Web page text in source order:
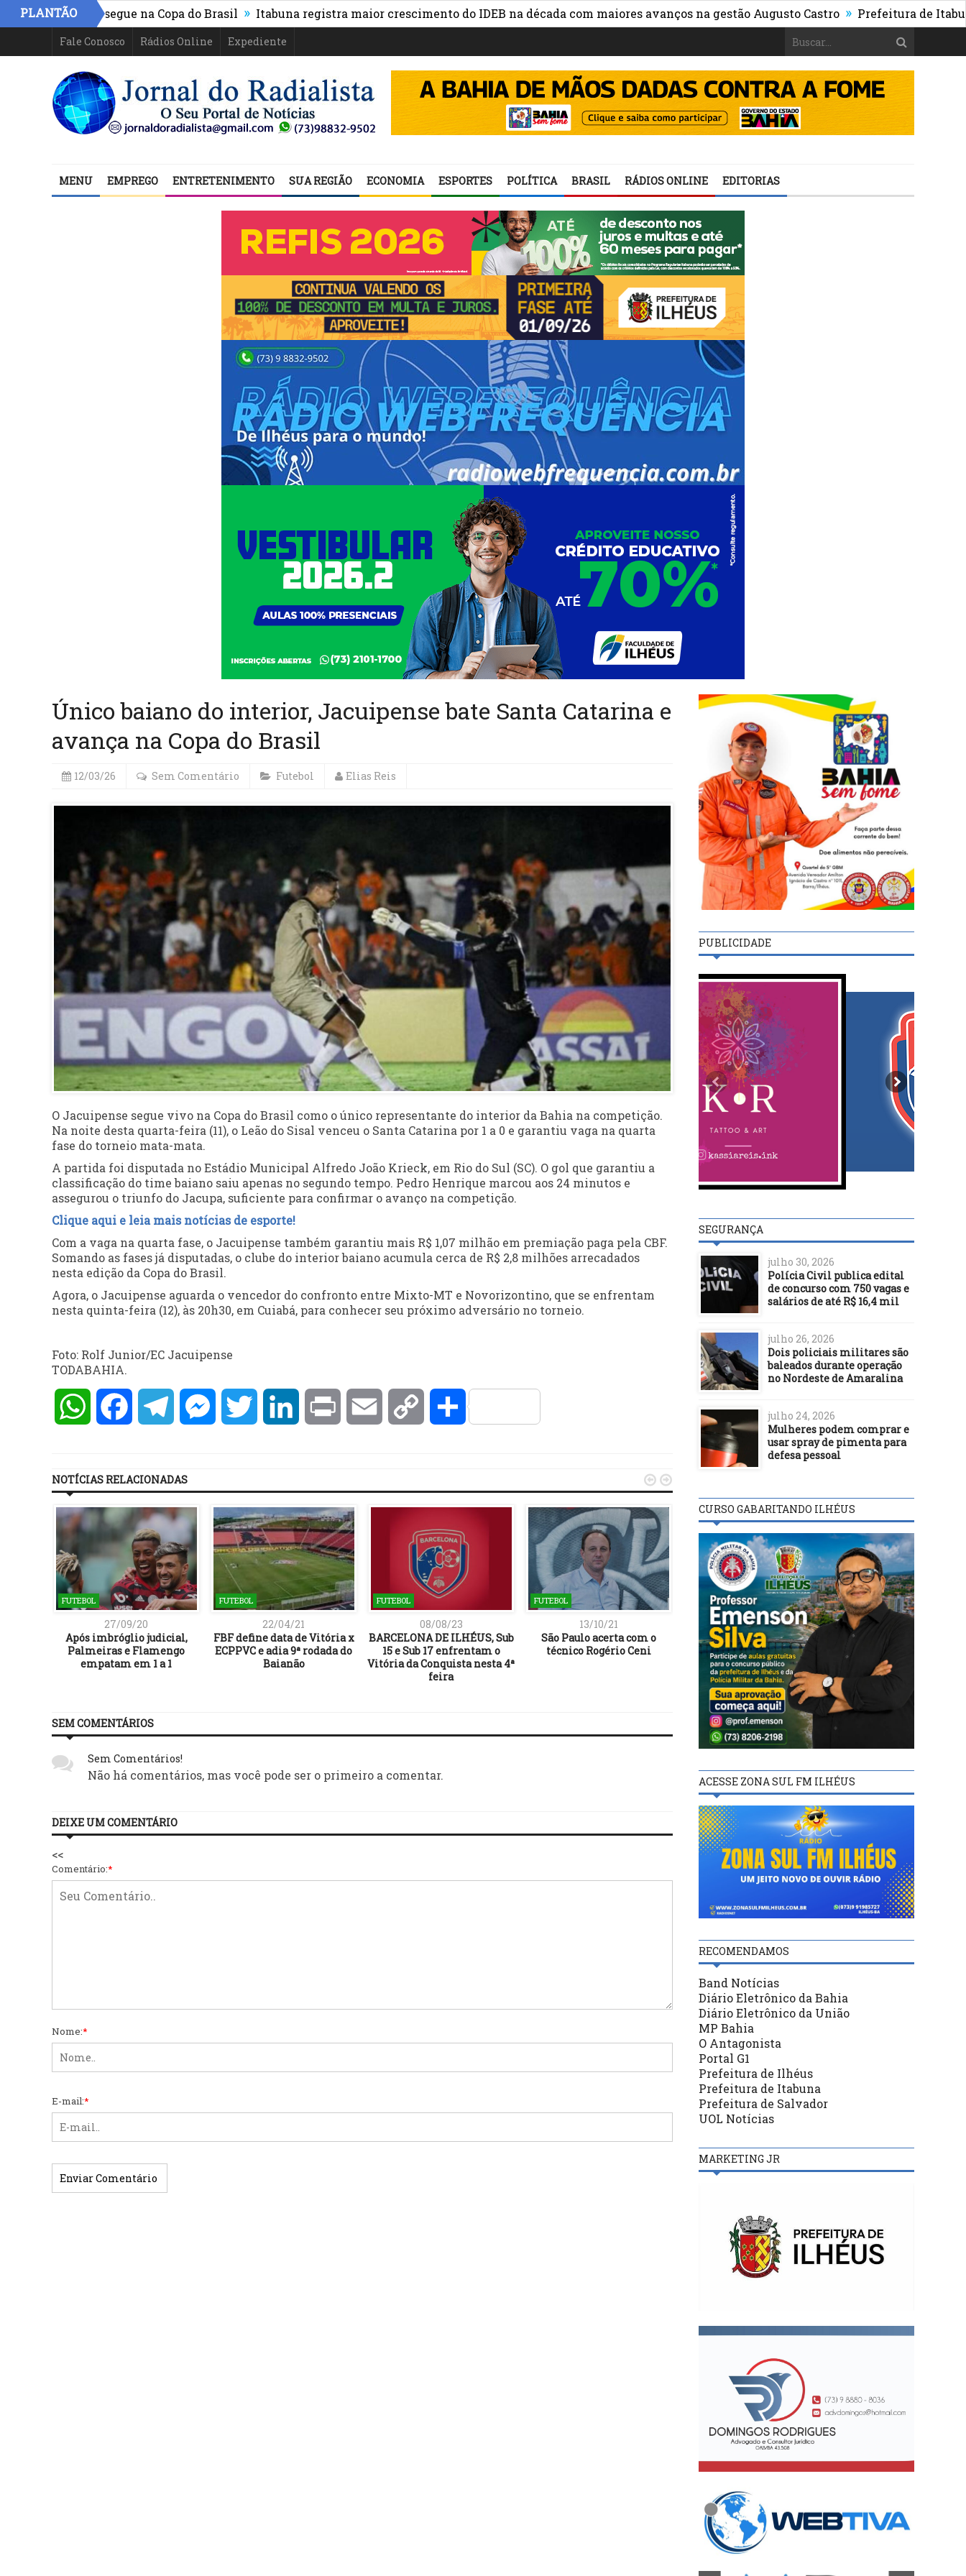
PLANTÃO
PR e segue na Copa do Brasil » Itabuna registra maior crescimento do IDEB na década com maiores avanços na gestão Augusto Castro » Prefeitura de Itabuna
Fale Conosco Rádios Online Expediente
MENU EMPREGO ENTRETENIMENTO SUA REGIÃO ECONOMIA ESPORTES POLÍTICA BRASIL RÁDIOS ONLINE EDITORIAS
Único baiano do interior, Jacuipense bate Santa Catarina e
avança na Copa do Brasil
12/03/26 Sem Comentário Futebol Elias Reis
O Jacuipense segue vivo na Copa do Brasil como o único representante do interior da Bahia na competição.
Na noite desta quarta-feira (11), o Leão do Sisal venceu o Santa Catarina por 1 a 0 e garantiu vaga na quarta
fase do torneio mata-mata.
A partida foi disputada no Estádio Municipal Alfredo João Krieck, em Rio do Sul (SC). O gol que garantiu a
classificação do time baiano saiu apenas no segundo tempo. Pedro Henrique marcou aos 24 minutos e
assegurou o triunfo do Jacupa, suficiente para confirmar o avanço na competição.
Clique aqui e leia mais notícias de esporte!
Com a vaga na quarta fase, o Jacuipense também garantiu mais R$ 1,07 milhão em premiação paga pela CBF.
Somando as fases já disputadas, o clube do interior baiano acumula cerca de R$ 2,8 milhões arrecadados
nesta edição da Copa do Brasil.
Agora, o Jacuipense aguarda o vencedor do confronto entre Mixto-MT e Novorizontino, que se enfrentam
nesta quinta-feira (12), às 20h30, em Cuiabá, para conhecer seu próximo adversário no torneio.
Foto: Rolf Junior/EC Jacuipense
TODABAHIA.
WhatsAppFacebookTelegramMessengerTwitter LinkedInPrint Email Copy Compartilhar
NOTÍCIAS RELACIONADAS
FUTEBOL
27/09/20
Após imbróglio judicial,
Palmeiras e Flamengo
empatam em 1 a 1
FUTEBOL
22/04/21
FBF define data de Vitória x
ECPPVC e adia 9ª rodada do
Baianão
FUTEBOL
08/08/23
BARCELONA DE ILHÉUS, Sub
15 e Sub 17 enfrentam o
Vitória da Conquista nesta 4ª
feira
FUTEBOL
13/10/21
São Paulo acerta com o
técnico Rogério Ceni
FUTEBOL
24/10/20
Definida arbitragem para
rodada de estreia da Série B
FUTEBOL
Data Fifa de junho de
calendário completo
todos os jogos de
 
SEM COMENTÁRIOS
Sem Comentários!
Não há comentários, mas você pode ser o primeiro a comentar.
DEIXE UM COMENTÁRIO
<<
Comentário:*
Nome:*
E-mail:*
PUBLICIDADE
SEGURANÇA
julho 30, 2026
Polícia Civil publica edital
de concurso com 750 vagas e
salários de até R$ 16,4 mil
julho 26, 2026
Dois policiais militares são
baleados durante operação
no Nordeste de Amaralina
julho 24, 2026
Mulheres podem comprar e
usar spray de pimenta para
defesa pessoal
CURSO GABARITANDO ILHÉUS
ACESSE ZONA SUL FM ILHÉUS
RECOMENDAMOS
Band Notícias
Diário Eletrônico da Bahia
Diário Eletrônico da União
MP Bahia
O Antagonista
Portal G1
Prefeitura de Ilhéus
Prefeitura de Itabuna
Prefeitura de Salvador
UOL Notícias
MARKETING JR